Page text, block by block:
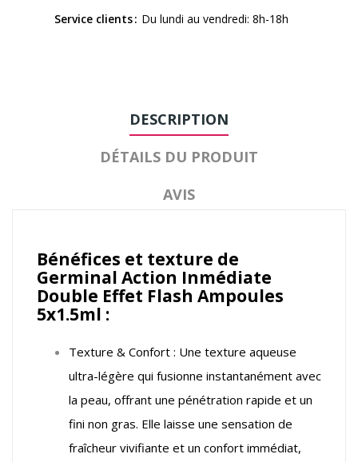
Service clients Du lundi au vendredi: 8h-18h
DESCRIPTION
DÉTAILS DU PRODUIT
AVIS
Bénéfices et texture de
Germinal Action Inmédiate
Double Effet Flash Ampoules
5x1.5ml :
Texture & Confort : Une texture aqueuse
ultra-légère qui fusionne instantanément avec
la peau, offrant une pénétration rapide et un
fini non gras. Elle laisse une sensation de
fraîcheur vivifiante et un confort immédiat,